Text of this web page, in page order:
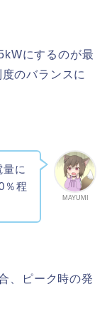
にするのが最
のバランスに
MAYUMI
に
％程
、ピーク時の発